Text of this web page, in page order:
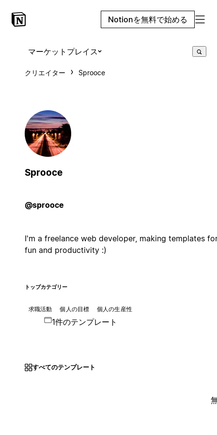
Notionを無料で始める
マーケットプレイス
クリエイター Sprooce
Sprooce
@sprooce
I'm a freelance web developer, making templates
fun and productivity :)
トップカテゴリー
求職活動 個人の目標 個人の生産性
1件のテンプレート
すべてのテンプレート